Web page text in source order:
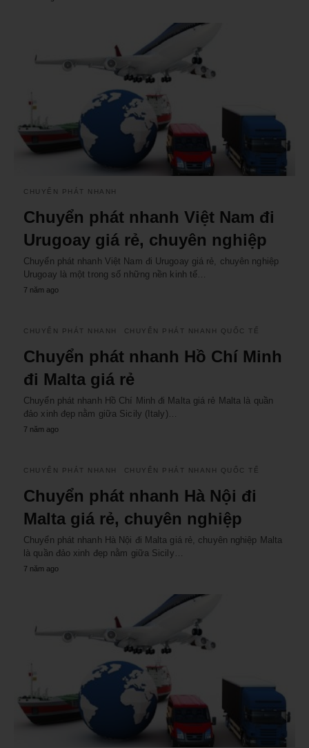
CHUYỂN PHÁT NHANH
Chuyển phát nhanh Việt Nam đi
Urugoay giá rẻ, chuyên nghiệp
Chuyển phát nhanh Việt Nam đi Urugoay giá rẻ, chuyên nghiệp
Urugoay là một trong số những nền kinh tế…
7 năm ago
CHUYỂN PHÁT NHANH CHUYỂN PHÁT NHANH QUỐC TẾ
Chuyển phát nhanh Hồ Chí Minh
đi Malta giá rẻ
Chuyển phát nhanh Hồ Chí Minh đi Malta giá rẻ Malta là quần
đảo xinh đẹp nằm giữa Sicily (Italy)…
7 năm ago
CHUYỂN PHÁT NHANH CHUYỂN PHÁT NHANH QUỐC TẾ
Chuyển phát nhanh Hà Nội đi
Malta giá rẻ, chuyên nghiệp
Chuyển phát nhanh Hà Nội đi Malta giá rẻ, chuyên nghiệp Malta
là quần đảo xinh đẹp nằm giữa Sicily…
7 năm ago